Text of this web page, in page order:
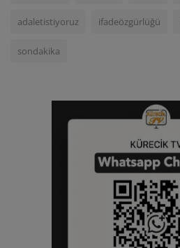
adaletistiyoruz ifadeözgürlüğü
sondakika